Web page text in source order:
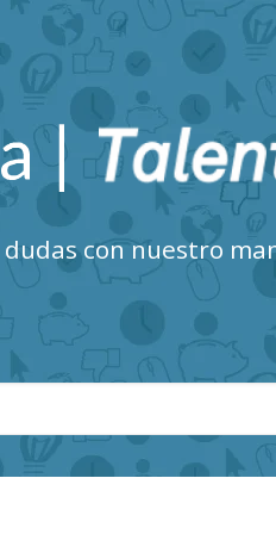
de Ayuda
dudas con nuestro